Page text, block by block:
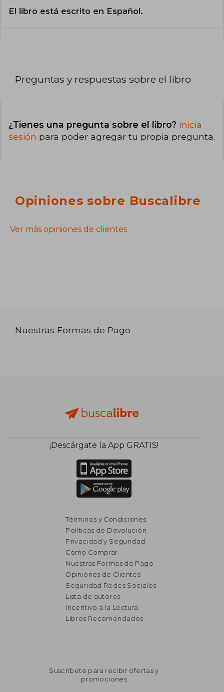
El libro está escrito en Español.
Preguntas y respuestas sobre el libro
¿Tienes una pregunta sobre el libro? Inicia
sesión para poder agregar tu propia pregunta.
Opiniones sobre Buscalibre
Ver más opiniones de clientes
Nuestras Formas de Pago
¡Descárgate la App GRATIS!
Términos y Condiciones
Políticas de Devolución
Privacidad y Seguridad
Cómo Comprar
Nuestras Formas de Pago
Opiniones de Clientes
Seguridad Redes Sociales
Lista de autores
Incentivo a la Lectura
Libros Recomendados
Suscríbete para recibir ofertas y
promociones